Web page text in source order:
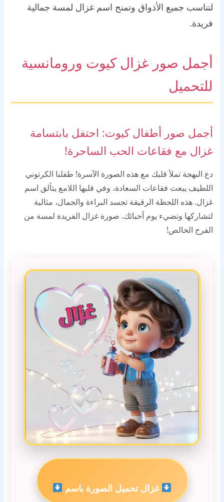
لتناسب جميع الأذواق وتمنح اسم غزال لمسة جمالية
فريدة.
أجمل صور غزال كيوت ورومانسية
للتحميل
أجمل صور أطفال كيوت: احتفل بابتسامة
غزال مع فقاعات الحب الساحرة!
دع البهجة تملأ قلبك مع هذه الصورة الآسرة! طفلنا الكرتوني
اللطيف يبعث فقاعات السعادة، وفي قلبها اللامع يتألق اسم
غزال. هذه اللحظة الرقيقة تجسد البراءة والجمال، مثالية
لتشاركها وتضيء يوم أحبائك. صورة غزال الفريدة لمسة من
الفرح الخالص!
غزال تحميل الصورة باسم